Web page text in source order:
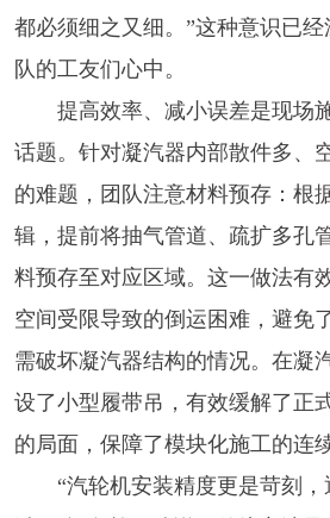
都必须细之又细。”这种意识已
队的工友们心中。
提高效率、减小误差是现场
话题。针对凝汽器内部散件多、
的难题，团队注意材料预存：根
辑，提前将抽气管道、疏扩多孔
料预存至对应区域。这一做法有
空间受限导致的倒运困难，避免
需破坏凝汽器结构的情况。在凝
设了小型履带吊，有效缓解了正
的局面，保障了模块化施工的连
“汽轮机安装精度更是苛刻，